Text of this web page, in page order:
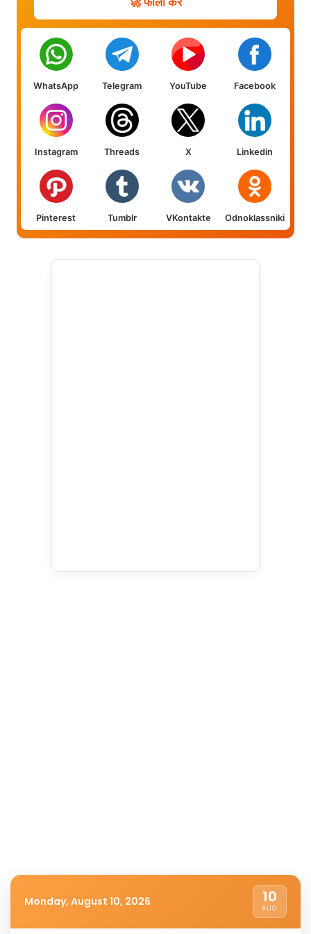
WhatsApp Telegram YouTube Facebook
Instagram Threads X Linkedin
Pinterest Tumblr VKontakte Odnoklassniki
Monday, August 10, 2026 10
AUG